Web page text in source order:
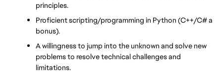
principles.
Proficient scripting/programming in Python (C++/C# a
bonus).
A willingness to jump into the unknown and solve new
problems to resolve technical challenges and
limitations.